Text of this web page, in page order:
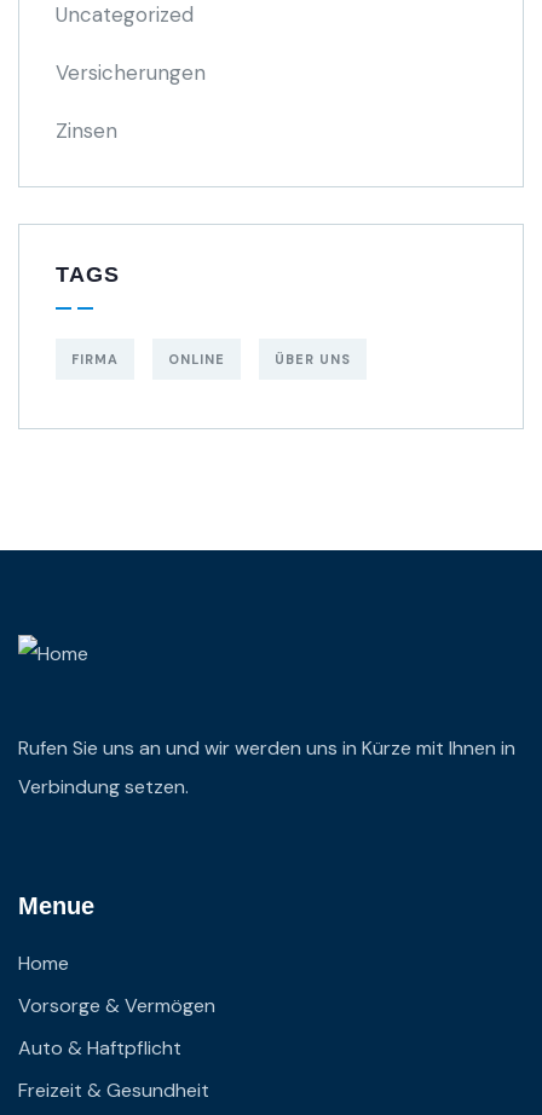
Uncategorized
Versicherungen
Zinsen
TAGS
FIRMA ONLINE ÜBER UNS
Rufen Sie uns an und wir werden uns in Kürze mit Ihnen in
Verbindung setzen.
Menue
Home
Vorsorge & Vermögen
Auto & Haftpflicht
Freizeit & Gesundheit